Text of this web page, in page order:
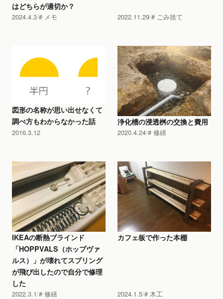
はどちらが適切か？
2024.4.3 メモ 2022.11.29 ごみ捨て
図形の名称が思い出せなくて
調べ方もわからなかった話
2016.3.12
浄化槽の浸透桝の交換と費用
2020.4.24 修繕
IKEAの断熱ブラインド
「HOPPVALS（ホップヴァ
ルス）」が壊れてスプリング
が飛び出したので自分で修理
した
2022.3.1 修繕
カフェ板で作った本棚
2024.1.5 木工